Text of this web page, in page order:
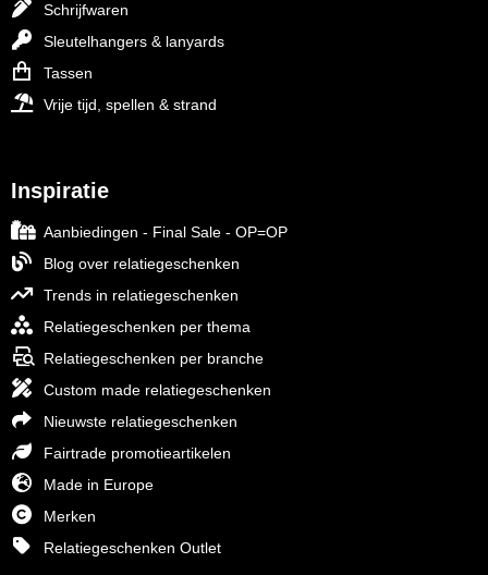
Schrijfwaren
Sleutelhangers & lanyards
Tassen
Vrije tijd, spellen & strand
Inspiratie
Aanbiedingen - Final Sale - OP=OP
Blog over relatiegeschenken
Trends in relatiegeschenken
Relatiegeschenken per thema
Relatiegeschenken per branche
Custom made relatiegeschenken
Nieuwste relatiegeschenken
Fairtrade promotieartikelen
Made in Europe
Merken
Relatiegeschenken Outlet